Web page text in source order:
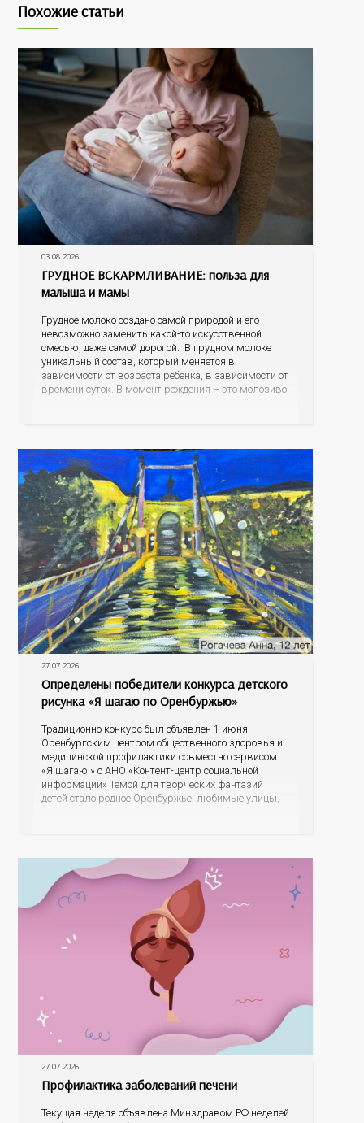
Похожие статьи
03.08.2026
ГРУДНОЕ ВСКАРМЛИВАНИЕ: польза для
малыша и мамы
Грудное молоко создано самой природой и его
невозможно заменить какой-то искусственной
смесью, даже самой дорогой. В грудном молоке
уникальный состав, который меняется в
зависимости от возраста ребёнка, в зависимости от
времени суток. В момент рождения – это молозиво,
27.07.2026
Определены победители конкурса детского
рисунка «Я шагаю по Оренбуржью»
Традиционно конкурс был объявлен 1 июня
Оренбургским центром общественного здоровья и
медицинской профилактики совместно сервисом
«Я шагаю!» с АНО «Контент-центр социальной
информации» Темой для творческих фантазий
детей стало родное Оренбуржье: любимые улицы,
27.07.2026
Профилактика заболеваний печени
Текущая неделя объявлена Минздравом РФ неделей